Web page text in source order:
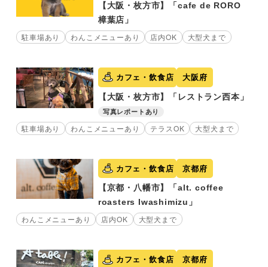
【大阪・枚方市】「cafe de RORO
樟葉店」
駐車場あり わんこメニューあり 店内OK 大型犬まで
カフェ・飲食店 大阪府
【大阪・枚方市】「レストラン西本」
写真レポートあり
駐車場あり わんこメニューあり テラスOK 大型犬まで
カフェ・飲食店 京都府
【京都・八幡市】「alt. coffee
roasters Iwashimizu」
わんこメニューあり 店内OK 大型犬まで
カフェ・飲食店 京都府